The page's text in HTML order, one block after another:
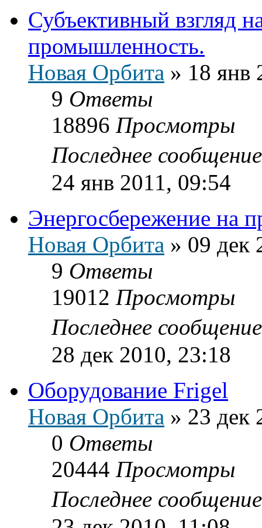
Субъективный взгляд
промышленность.
Новая Орбита » 18 янв
9 Ответы
18896 Просмотры
Последнее
24 янв 2011, 09:54
Энергосбережение на
Новая Орбита » 09 дек
9 Ответы
19012 Просмотры
Последнее
28 дек 2010, 23:18
Оборудование Frigel
Новая Орбита » 23 дек
0 Ответы
20444 Просмотры
Последнее